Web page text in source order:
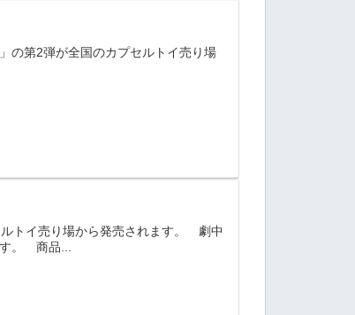
第2弾が全国のカプセルトイ売り場
トイ売り場から発売されます。 劇中
。 商品...